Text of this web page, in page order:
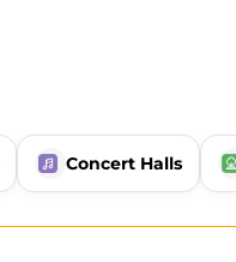
Concert Halls